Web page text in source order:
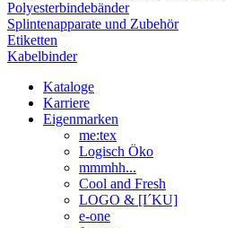
Polyesterbindebänder
Splintenapparate und Zubehör
Etiketten
Kabelbinder
Kataloge
Karriere
Eigenmarken
me:tex
Logisch Öko
mmmhh...
Cool and Fresh
LOGO & [I´KU]
e-one